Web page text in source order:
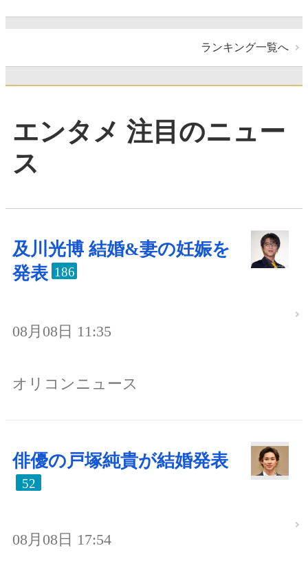
ランキング一覧へ
エンタメ 注目のニュー
ス
及川光博 結婚&妻の妊娠を
発表 186
08月08日 11:35
オリコンニュース
俳優の戸塚純貴が結婚発表
52
08月08日 17:54